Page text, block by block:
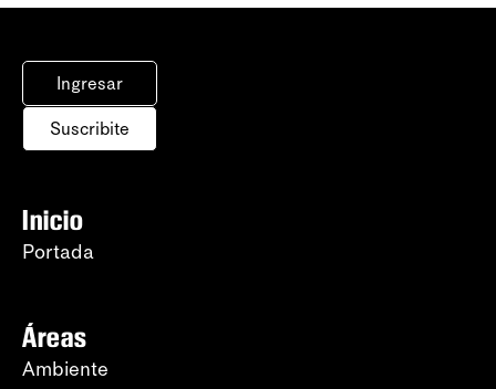
Ingresar
Suscribite
Inicio
Portada
Áreas
Ambiente